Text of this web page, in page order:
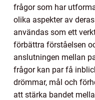
frågor som har
olika aspekter av
användas som ett
förbättra förståelsen
anslutningen mellan
frågor kan par få
drömmar, mål och
att stärka bandet